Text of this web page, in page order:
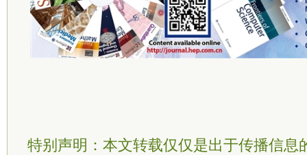
特别声明：本文转载仅仅是出于传播信息